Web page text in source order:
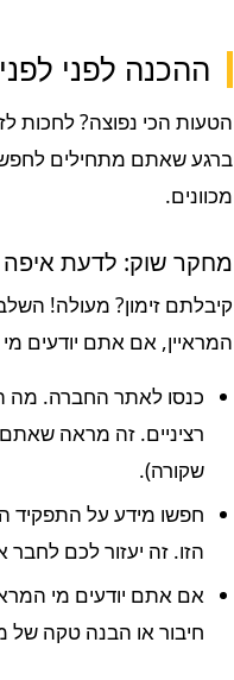
ההכנה לפני
ברגע שאתם מתחילים
מכוונים.
מחקר שוק: לדעת
קיבלתם זימון? מעולה!
המראיין, אם אתם יודעים
כנסו לאתר החברה. מה
רציניים. זה מראה
שקורה).
חפשו מידע על התפקיד
הזו. זה יעזור לכם
אם אתם יודעים מי
חיבור או הבנה טקה של